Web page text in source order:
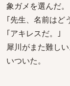
象ガメを選んだ。
｢先生、名前はど
｢アキレスだ。｣
犀川がまた難し
いついた。